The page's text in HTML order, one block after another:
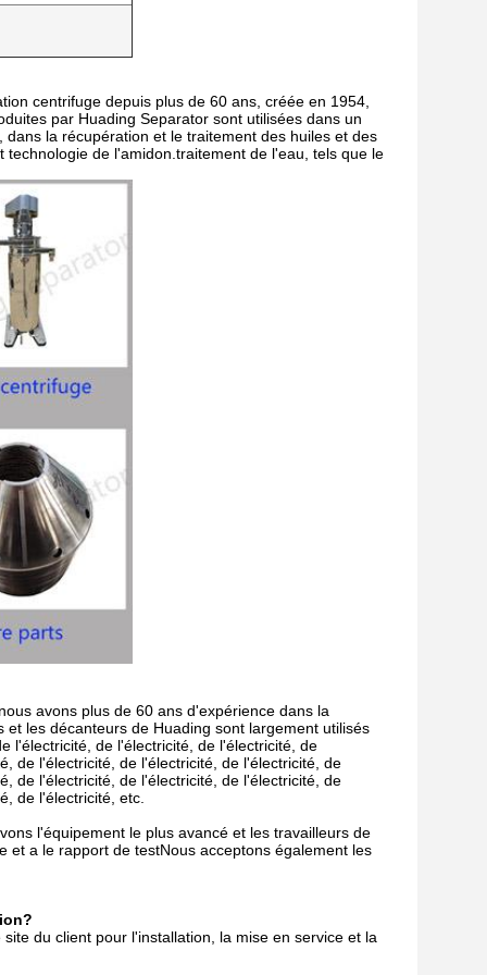
centrifuge depuis plus de 60 ans, créée en 1954,
par Huading Separator sont utilisées dans un
la récupération et le traitement des huiles et des
de l'amidon.traitement de l'eau, tels que le
avons plus de 60 ans d'expérience dans la
les décanteurs de Huading sont largement utilisés
l'électricité, de l'électricité, de l'électricité, de
de l'électricité, de l'électricité, de l'électricité, de
de l'électricité, de l'électricité, de l'électricité, de
de l'électricité, etc.
l'équipement le plus avancé et les travailleurs de
et a le rapport de testNous acceptons également les
du client pour l'installation, la mise en service et la